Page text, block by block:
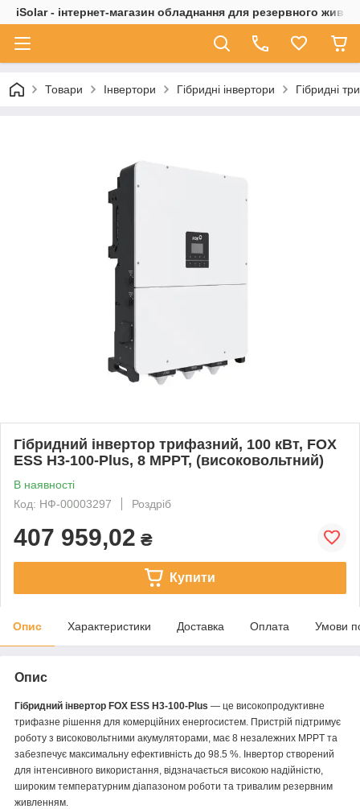
iSolar - інтернет-магазин обладнання для резервного
Товари Інвертори Гібридні інвертори Гібридні
Гібридний інвертор трифазний, 100 кВт, FOX
ESS H3-100-Plus, 8 MPPT, (високовольтний)
В наявності
Код: НФ-00003297
Роздріб
407 959,02 ₴
Купити
Опис Характеристики Доставка Оплата Умови
Опис
Гібридний інвертор FOX ESS H3-100-Plus — це високопродуктивне
трифазне рішення для комерційних енергосистем. Пристрій підтримує
роботу з високовольтними акумуляторами, має 8 незалежних MPPT та
забезпечує максимальну ефективність до 98.5 %. Інвертор створений
для інтенсивного використання, відзначається високою надійністю,
широким температурним діапазоном роботи та тривалим резервним
живленням.